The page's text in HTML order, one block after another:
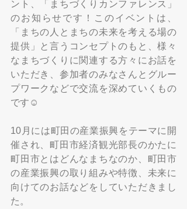
ント、「まちづくりカンファレンス」
のお知らせです！このイベントは、
「まちの人とまちの未来を考える場の
提供」と言うコンセプトのもと、様々
なまちづくりに関連する方々にお話を
いただき、参加者のみなさんとグルー
プワークなどで交流を深めていくもの
です☺️
10月には町田の産業振興をテーマに開
催され、町田市経済観光部長のかたに
町田市とはどんなまちなのか、町田市
の産業振興の取り組みや特徴、未来に
向けてのお話などをしていただきまし
た。